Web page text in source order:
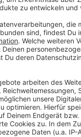
der
der Stadtbücherei
Düsseldorf